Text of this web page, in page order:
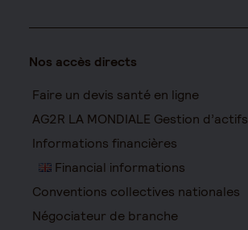
Nos accès directs
Faire un devis santé en ligne
AG2R LA MONDIALE Gestion d’actifs
Informations financières
Financial informations
Conventions collectives nationales
Négociateur de branche